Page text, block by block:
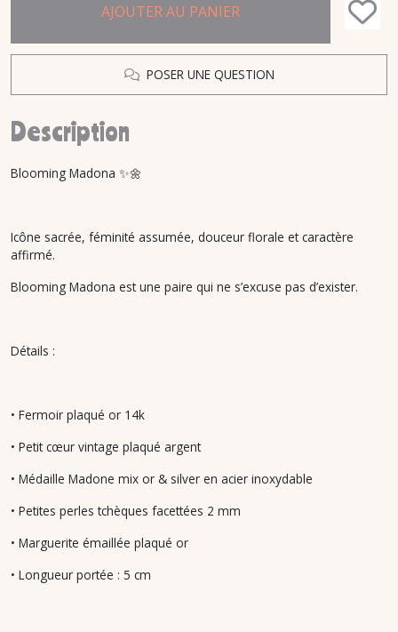
AJOUTER AU PANIER
POSER UNE QUESTION
Description
Blooming Madona ✨🌼
Icône sacrée, féminité assumée, douceur florale et caractère
affirmé.
Blooming Madona est une paire qui ne s’excuse pas d’exister.
Détails :
• Fermoir plaqué or 14k
• Petit cœur vintage plaqué argent
• Médaille Madone mix or & silver en acier inoxydable
• Petites perles tchèques facettées 2 mm
• Marguerite émaillée plaqué or
• Longueur portée : 5 cm